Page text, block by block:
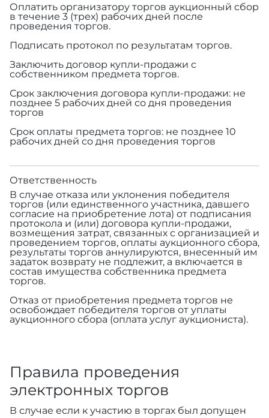
Оплатить организатору торгов аукционный сбор
в течение 3 (трех) рабочих дней после
проведения торгов.
Подписать протокол по результатам торгов.
Заключить договор купли-продажи с
собственником предмета торгов.
Срок заключения договора купли-продажи: не
позднее 5 рабочих дней со дня проведения
торгов
Срок оплаты предмета торгов: не позднее 10
рабочих дней со дня проведения торгов
Ответственность
В случае отказа или уклонения победителя
торгов (или единственного участника, давшего
согласие на приобретение лота) от подписания
протокола и (или) договора купли-продажи,
возмещения затрат, связанных с организацией и
проведением торгов, оплаты аукционного сбора,
результаты торгов аннулируются, внесенный им
задаток возврату не подлежит, а включается в
состав имущества собственника предмета
торгов.
Отказ от приобретения предмета торгов не
освобождает победителя торгов от уплаты
аукционного сбора (оплата услуг аукциониста).
Правила проведения
электронных торгов
В случае если к участию в торгах был допущен